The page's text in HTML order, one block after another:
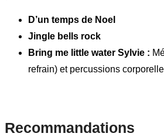
D’un temps de Noel
Jingle bells rock
Bring me little water Sylvie :
refrain) et percussions
Recommandations